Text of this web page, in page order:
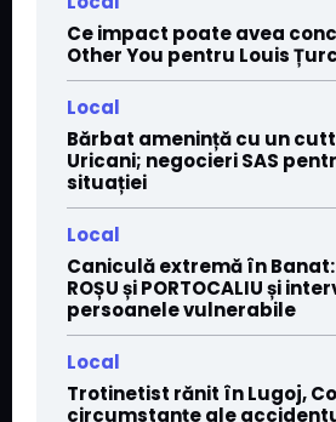
Ce impact poate avea
Other You pentru Louis
Local
Bărbat amenință cu un
Uricani; negocieri SAS
situației
Local
Caniculă extremă în
ROȘU și PORTOCALIU și
persoanele vulnerabile
Local
Trotinetist rănit în Lugoj,
circumstanțe ale